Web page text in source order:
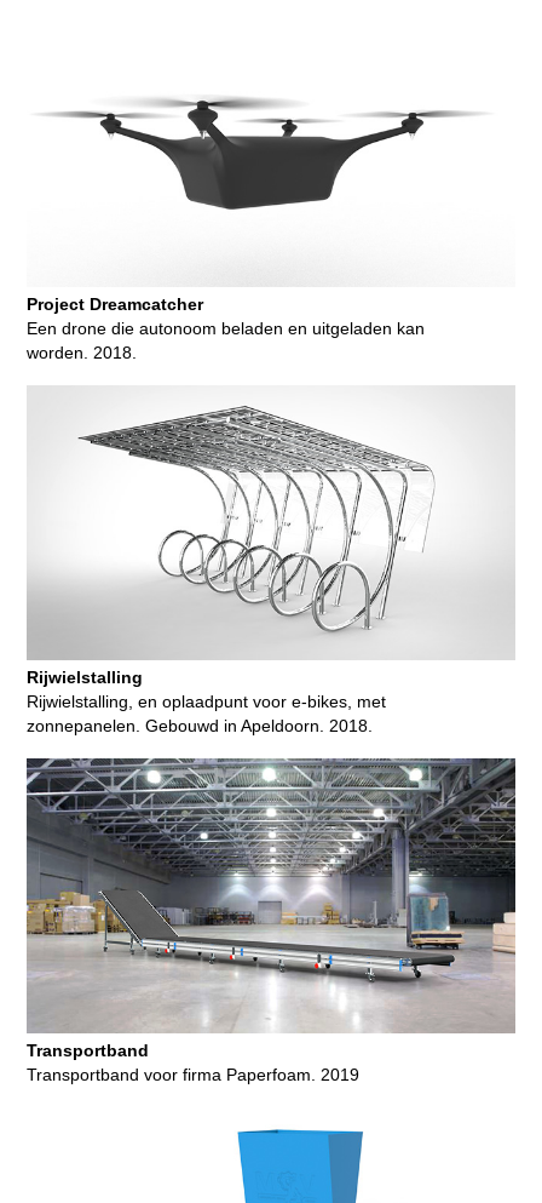
Project Dreamcatcher
Een drone die autonoom beladen en uitgeladen kan
worden. 2018.
Rijwielstalling
Rijwielstalling, en oplaadpunt voor e-bikes, met
zonnepanelen. Gebouwd in Apeldoorn. 2018.
Transportband
Transportband voor firma Paperfoam. 2019